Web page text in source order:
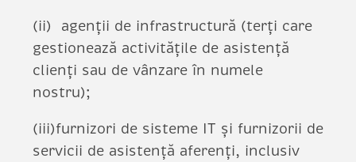
(ii) agenții de infrastructură (terți care
gestionează activitățile de asistență
clienți sau de vânzare în numele
nostru);
(iii)furnizori de sisteme IT și furnizorii de
servicii de asistență aferenți, inclusiv